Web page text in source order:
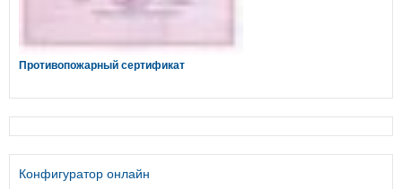
Противопожарный сертификат
Конфигуратор онлайн